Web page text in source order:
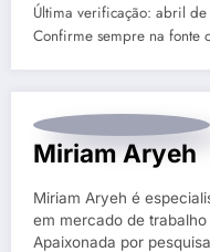
Última verificação: abril
Confirme sempre na fonte
Miriam Aryeh
Miriam Aryeh é
em mercado de
Apaixonada por